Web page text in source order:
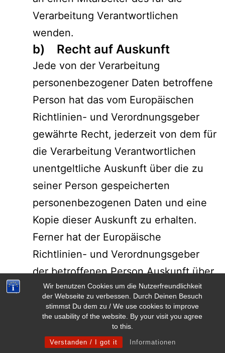
Wir benutzen Cookies um die Nutzerfreundlichkeit
der Webseite zu verbessen. Durch Deinen Besuch
stimmst Du dem zu / We use cookies to improve
the usability of the website. By your visit you agree
to this.
Verstanden / I got it Informationen
Verarbeitung Verantwortlichen
wenden.
b) Recht auf Auskunft
Jede von der Verarbeitung
personenbezogener Daten betroffene
Person hat das vom Europäischen
Richtlinien- und Verordnungsgeber
gewährte Recht, jederzeit von dem für
die Verarbeitung Verantwortlichen
unentgeltliche Auskunft über die zu
seiner Person gespeicherten
personenbezogenen Daten und eine
Kopie dieser Auskunft zu erhalten.
Ferner hat der Europäische
Richtlinien- und Verordnungsgeber
der betroffenen Person Auskunft über
folgende Informationen zugestanden:
die Verarbeitungszwecke
die Kategorien
personenbezogener Daten, die